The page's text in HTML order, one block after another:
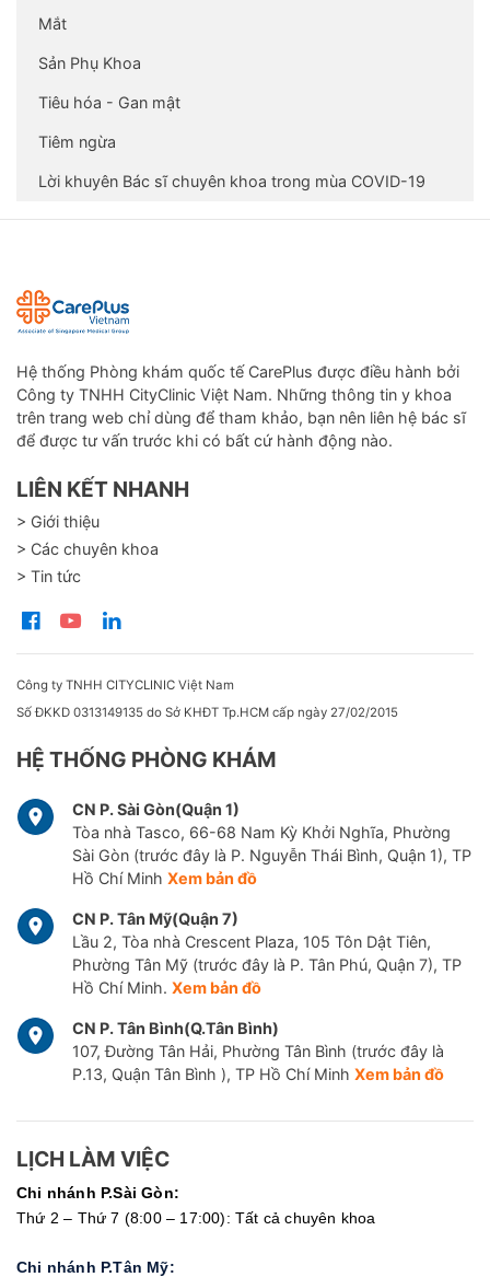
Mắt
Sản Phụ Khoa
Tiêu hóa - Gan mật
Tiêm ngừa
Lời khuyên Bác sĩ chuyên khoa trong mùa COVID-19
Hệ thống Phòng khám quốc tế CarePlus được điều hành bởi
Công ty TNHH CityClinic Việt Nam. Những thông tin y khoa
trên trang web chỉ dùng để tham khảo, bạn nên liên hệ bác sĩ
để được tư vấn trước khi có bất cứ hành động nào.
LIÊN KẾT NHANH
> Giới thiệu
> Các chuyên khoa
> Tin tức
Công ty TNHH CITYCLINIC Việt Nam
Số ĐKKD 0313149135 do Sở KHĐT Tp.HCM cấp ngày 27/02/2015
HỆ THỐNG PHÒNG KHÁM
CN P. Sài Gòn(Quận 1)
Tòa nhà Tasco, 66-68 Nam Kỳ Khởi Nghĩa, Phường
Sài Gòn (trước đây là P. Nguyễn Thái Bình, Quận 1), TP
Hồ Chí Minh Xem bản đồ
CN P. Tân Mỹ(Quận 7)
Lầu 2, Tòa nhà Crescent Plaza, 105 Tôn Dật Tiên,
Phường Tân Mỹ (trước đây là P. Tân Phú, Quận 7), TP
Hồ Chí Minh. Xem bản đồ
CN P. Tân Bình(Q.Tân Bình)
107, Đường Tân Hải, Phường Tân Bình (trước đây là
P.13, Quận Tân Bình ), TP Hồ Chí Minh Xem bản đồ
LỊCH LÀM VIỆC
Chi nhánh P.Sài Gòn:
Thứ 2 – Thứ 7 (8:00 – 17:00): Tất cả chuyên khoa
Chi nhánh P.Tân Mỹ: